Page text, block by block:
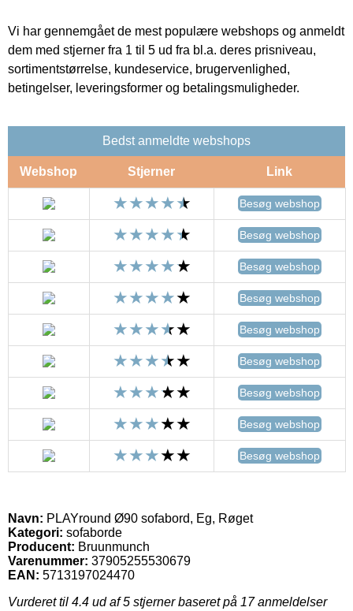
Vi har gennemgået de mest populære webshops og anmeldt
dem med stjerner fra 1 til 5 ud fra bl.a. deres prisniveau,
sortimentstørrelse, kundeservice, brugervenlighed,
betingelser, leveringsformer og betalingsmuligheder.
Bedst anmeldte webshops
Webshop Stjerner Link
Besøg webshop
Besøg webshop
Besøg webshop
Besøg webshop
Besøg webshop
Besøg webshop
Besøg webshop
Besøg webshop
Besøg webshop
Navn: PLAYround Ø90 sofabord, Eg, Røget
Kategori: sofaborde
Producent: Bruunmunch
Varenummer: 37905255530679
EAN: 5713197024470
Vurderet til 4.4 ud af 5 stjerner baseret på 17anmeldelser